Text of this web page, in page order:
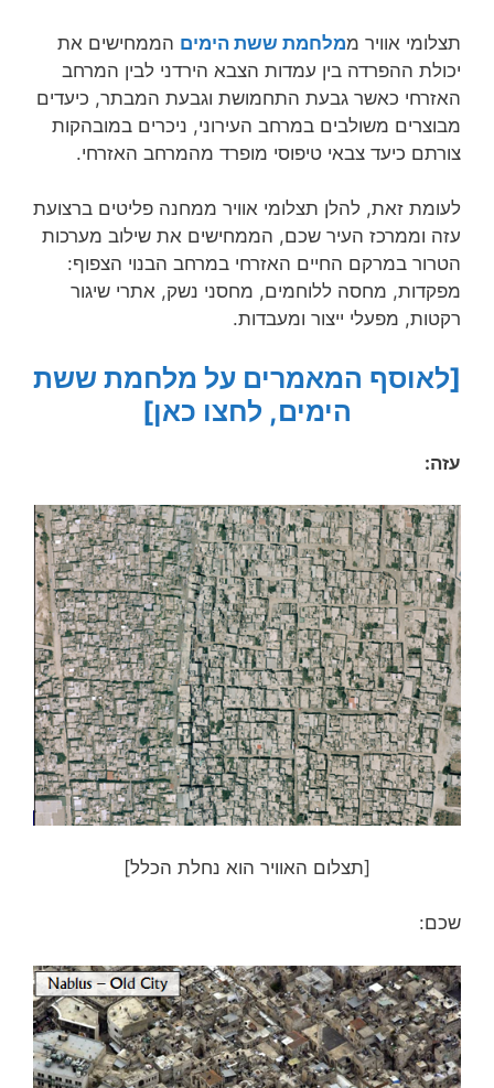
תצלומי אוויר ממלחמת ששת הימים הממחישים את
יכולת ההפרדה בין עמדות הצבא הירדני לבין המרחב
האזרחי כאשר גבעת התחמושת וגבעת המבתר, כיעדים
מבוצרים משולבים במרחב העירוני, ניכרים במובהקות
צורתם כיעד צבאי טיפוסי מופרד מהמרחב האזרחי.
לעומת זאת, להלן תצלומי אוויר ממחנה פליטים ברצועת
עזה וממרכז העיר שכם, הממחישים את שילוב מערכות
הטרור במרקם החיים האזרחי במרחב הבנוי הצפוף:
מפקדות, מחסה ללוחמים, מחסני נשק, אתרי שיגור
רקטות, מפעלי ייצור ומעבדות.
[לאוסף המאמרים על מלחמת ששת
הימים, לחצו כאן]
עזה:
[תצלום האוויר הוא נחלת הכלל]
שכם: